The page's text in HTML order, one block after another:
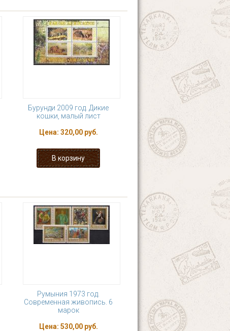
Бурунди 2009 год. Дикие
кошки, малый лист
Цена: 320,00 руб.
Румыния 1973 год.
Современная живопись. 6
марок
Цена: 530,00 руб.